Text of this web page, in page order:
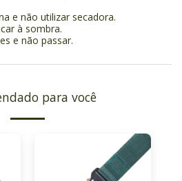
e não utilizar secadora.
à sombra.
e não passar.
para você